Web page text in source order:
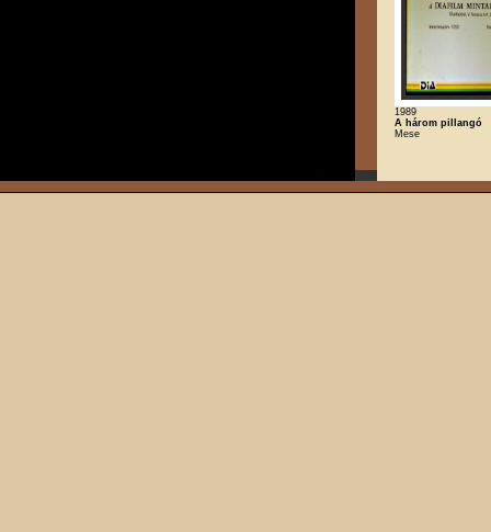
1989
A három pillangó
Mese